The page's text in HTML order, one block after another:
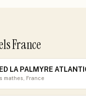
France
LA PALMYRE
France